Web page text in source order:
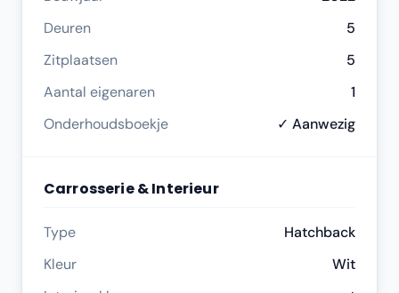
Deuren
5
Zitplaatsen
5
Aantal eigenaren
1
Onderhoudsboekje
✓ Aanwezig
Carrosserie & Interieur
Type
Hatchback
Kleur
Wit